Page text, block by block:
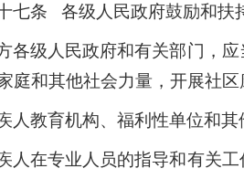
七条 各级人民政府鼓励和扶
各级人民政府和有关部门，
庭和其他社会力量，开展社区
人教育机构、福利性单位和
人在专业人员的指导和有关